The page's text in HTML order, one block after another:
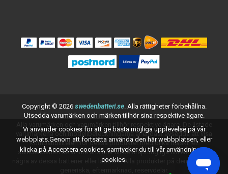
Copyright © 2026 swedenbatteri.se. Alla rättigheter förbehållna.
Utsedda varumärken och märken tillhör sina respektive ägare.
Alla varumärken och varumärken tillhör respektive ägare. De listade
varumärkena och modellbeteckningarna är endast avsedda att visa
kompatibiliteten för dessa produkter med olika maskiner.
swedenbatteri.se är inte anslutet till de ursprungliga tillverkarna av
några av dessa batterier eller laddare. Alla produkter på denna sida är
Vi använder cookies för att ge bästa möjliga upplevelse på vår
webbplats.Genom att fortsätta använda den här webbplatsen, eller
klicka på Acceptera cookies, samtycker du till vår användning av
cookies.